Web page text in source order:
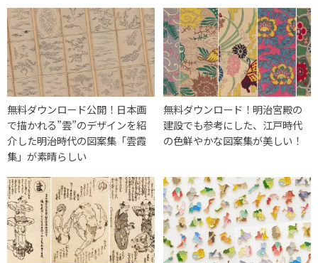
無料ダウンロード公開！日本画
で描かれる”雲”のデザインを紹
介した明治時代の図案集「雲霞
集」が素晴らしい
無料ダウンロード！明治宮殿の
建設でも参考にした、江戸時代
の色鮮やかな図案集が美しい！